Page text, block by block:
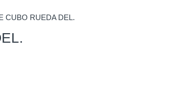
CUBO RUEDA DEL.